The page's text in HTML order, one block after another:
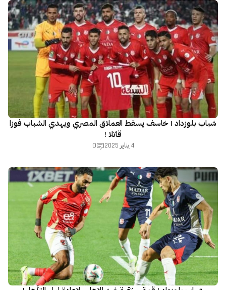
شباب بلوزداد | خاسف يسقط العملاق المصري ويهدي الشباب فوزا
قاتلا !
4 يناير 2025 0